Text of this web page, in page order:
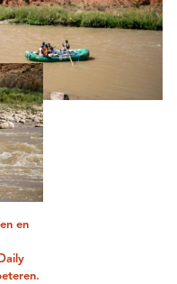
en